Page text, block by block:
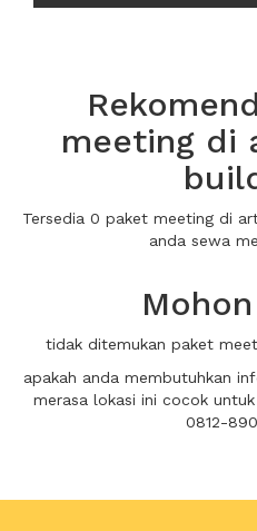
meeting di
Tersedia 0 paket meeting di
anda sewa
tidak ditemukan paket
apakah anda membutuhkan
merasa lokasi ini cocok
0812-